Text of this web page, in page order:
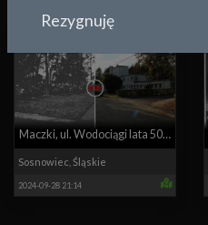
Maczki, ul. Wodociągi lata 50-
60-te i współcześnie
Sosnowiec Śląskie
2024-09-28 21:14
Rezygnuję